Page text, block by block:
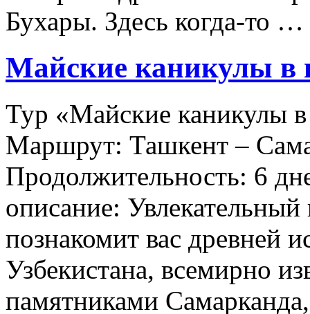
Бухары. Здесь когда-то …
Майские каникулы в
Тур «Майские каникулы в
Маршрут: Ташкент –
Продолжительность: 6
описание:
познакомит вас древней
Узбекистана, всемирно
памятниками